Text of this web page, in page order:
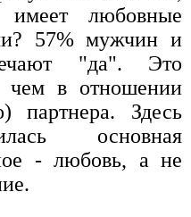
любовные
57% мужчин и
"да". Это
чем в отношении
партнера. Здесь
основная
- любовь, а не